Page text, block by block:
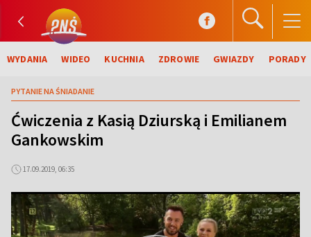
WYDANIA WIDEO KUCHNIA ZDROWIE GWIAZDY PORADY
PYTANIE NA ŚNIADANIE
Ćwiczenia z Kasią Dziurską i Emilianem
Gankowskim
17.09.2019, 06:35